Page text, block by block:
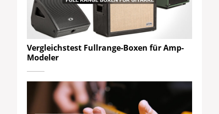
Vergleichstest Fullrange-Boxen für Amp-
Modeler